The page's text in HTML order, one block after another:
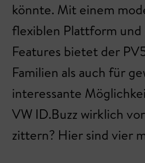
könnte. Mit einem
flexiblen Plattform und
Features bietet der
Familien als auch für
interessante
VW ID.Buzz wirklich
zittern? Hier sind vier